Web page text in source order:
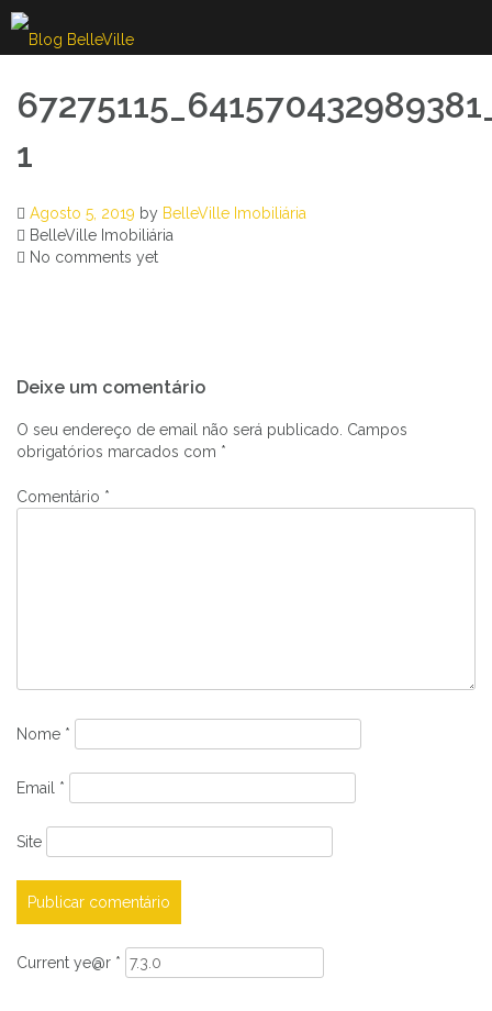
Skip
to
content
1
Agosto 5, 2019 by BelleVille Imobiliária
BelleVille Imobiliária
No comments yet
de
artigos
Deixe um comentário
O seu endereço de email não será publicado. Campos
obrigatórios marcados com *
Comentário *
Nome *
Email *
Site
Current ye@r *